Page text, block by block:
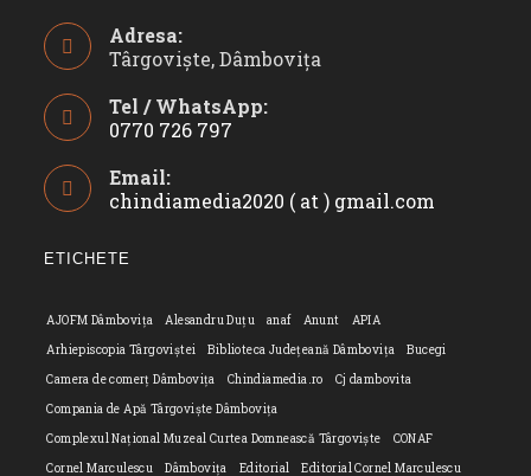
Adresa:
Târgoviște, Dâmbovița
Tel / WhatsApp:
0770 726 797
in
your
Email:
chindiamedia2020 ( at ) gmail.com
ETICHETE
AJOFM Dâmbovița Alesandru Duțu anaf Anunt
APIA
Arhiepiscopia Târgoviștei
Biblioteca Județeană Dâmbovița
Bucegi
Camera de comerț Dâmbovița
Chindiamedia.ro
Cj dambovita
Compania de Apă Târgoviște Dâmbovița
Complexul Național Muzeal Curtea Domnească Târgoviște
CONAF
Cornel Marculescu
Dâmbovița Editorial Editorial Cornel Marculescu